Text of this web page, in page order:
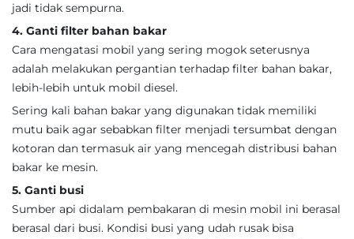
jadi tidak sempurna.
4. Ganti filter bahan bakar
Cara mengatasi mobil yang sering mogok seterusnya
adalah melakukan pergantian terhadap filter bahan bakar,
lebih-lebih untuk mobil diesel.
Sering kali bahan bakar yang digunakan tidak memiliki
mutu baik agar sebabkan filter menjadi tersumbat dengan
kotoran dan termasuk air yang mencegah distribusi bahan
bakar ke mesin.
5. Ganti busi
Sumber api didalam pembakaran di mesin mobil ini berasal
berasal dari busi. Kondisi busi yang udah rusak bisa